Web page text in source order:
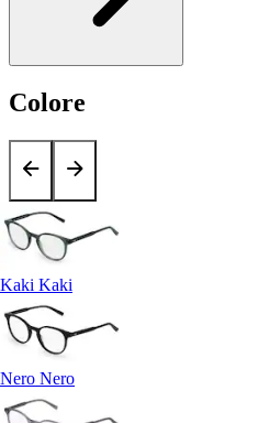
Colore
Kaki Kaki
Nero Nero